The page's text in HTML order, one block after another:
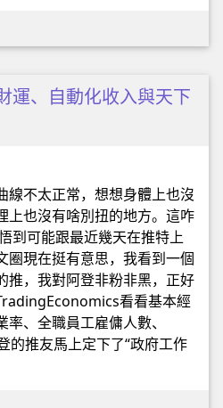
運、自動化收入與天下
線不太正常，想想身體上也沒
上也沒有啥別扭的地方。這咋
到可能跟最近幾天在推特上
圈現在挺有意思，我看到一個
推，我對阿登非粉非黑，正好
看看基本經
、全職員工雇傭人數、
的推友馬上定下了“政府工作